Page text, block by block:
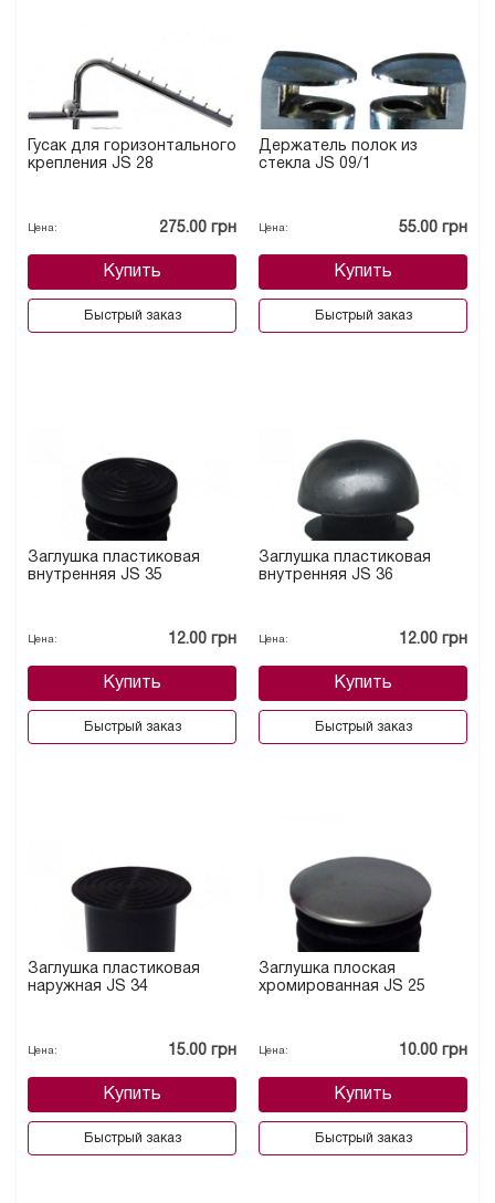
Гусак для горизонтального
крепления JS 28
Цена: 275.00 грн
Купить
Быстрый заказ
Держатель полок из
стекла JS 09/1
Цена: 55.00 грн
Купить
Быстрый заказ
Заглушка пластиковая
внутренняя JS 35
Цена: 12.00 грн
Купить
Быстрый заказ
Заглушка пластиковая
внутренняя JS 36
Цена: 12.00 грн
Купить
Быстрый заказ
Заглушка пластиковая
наружная JS 34
Цена: 15.00 грн
Купить
Быстрый заказ
Заглушка плоская
хромированная JS 25
Цена: 10.00 грн
Купить
Быстрый заказ